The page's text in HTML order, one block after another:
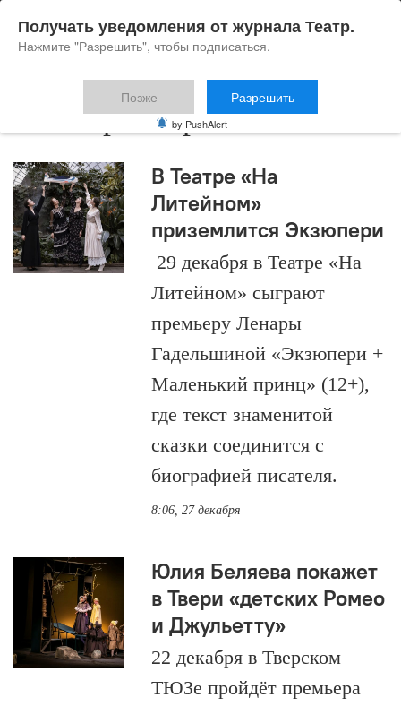
2024 премьера
В Театре «На
Литейном»
приземлится Экзюпери
29 декабря в Театре «На
Литейном» сыграют
премьеру Ленары
Гадельшиной «Экзюпери +
Маленький принц» (12+),
где текст знаменитой
сказки соединится с
биографией писателя.
8:06, 27 декабря
Юлия Беляева покажет
в Твери «детских Ромео
и Джульетту»
22 декабря в Тверском
ТЮЗе пройдёт премьера
Получать уведомления от журнала Театр.
Нажмите "Разрешить", чтобы подписаться.
Позже Разрешить
by PushAlert